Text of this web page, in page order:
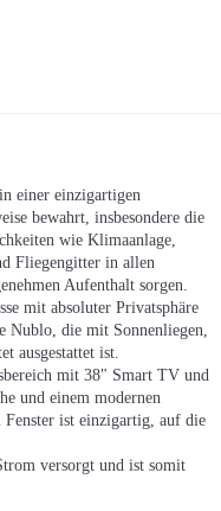
einer einzigartigen
bewahrt, insbesondere die
wie Klimaanlage,
Fliegengitter in allen
Aufenthalt sorgen.
mit absoluter Privatsphäre
Nublo, die mit Sonnenliegen,
ausgestattet ist.
mit 38" Smart TV und
und einem modernen
ist einzigartig, auf die
versorgt und ist somit